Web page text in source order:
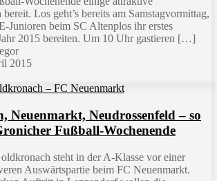
Los geht’s bereits am Samstagvormittag,
Junioren beim SC Altenplos ihr erstes
2015 bereiten. Um 10 Uhr gastieren […]
2015
Neuenmarkt, Neudrossenfeld – so
Fußball-Wochenende
steht in der A-Klasse vor einer
Auswärtspartie beim FC Neuenmarkt.